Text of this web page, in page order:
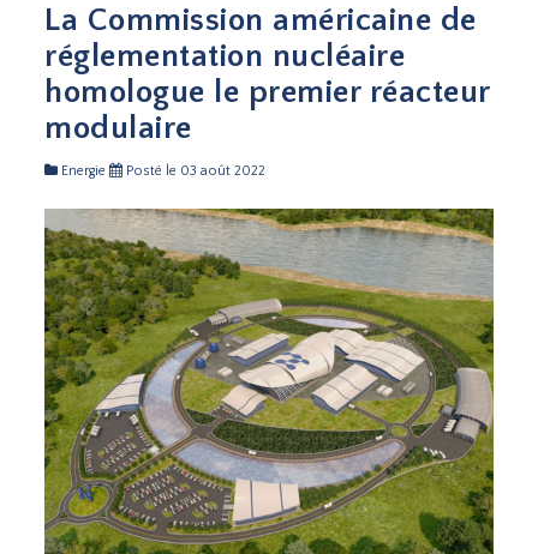
La Commission américaine de
réglementation nucléaire
homologue le premier réacteur
modulaire
Energie Posté le 03 août 2022